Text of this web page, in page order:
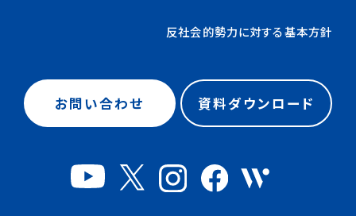
反社会的勢力に対する基本方針
お問い合わせ 資料ダウンロード